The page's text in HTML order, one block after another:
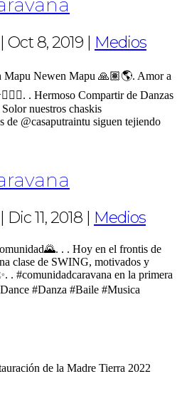
| Oct 8, 2019 | Medios
Newen Mapu 🙏🏽🌎. Amor a
. Hermoso Compartir de Danzas
nuestros chaskis
de @casaputraintu siguen tejiendo
Dic 11, 2018 Medios
. . Hoy en el frontis de
clase de SWING, motivados y
. #comunidadcaravana en la primera
#Danza #Baile #Musica
de la Madre Tierra 2022